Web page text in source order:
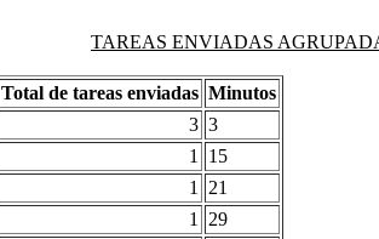
TAREAS ENVIADAS
Total de tareas enviadas Minutos
3 3
1
15
1
21
1
29